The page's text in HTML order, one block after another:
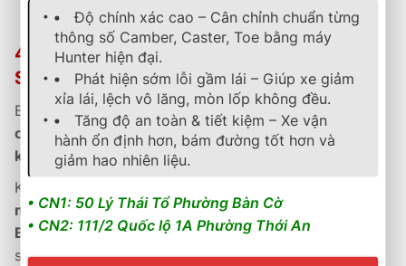
Hiệu suất bền bỉ – lựa chọn thông minh.
4. Chính Sách Bảo Hành & Hậu Mãi Tại B-
SELECT THÀNH PHÁT
B-Select Thành Phát cam kết cung cấp sản phẩm
chính hãng Goodyear, vớiphiếu bảo hành điện tử và
kích hoạt onlinetheo tiêu chuẩn của hãng.
Khách hàng được hỗ trợ
miễn phí , cùng đội ngũ kỹ thuật viênđạt chuẩn
Bridgestone – Goodyear, đảm bảo tư vấn và chăm
sóc tận tâm, giúp lốp đạt hiệu suất cao và tuổi thọ tối
Độ chính xác cao – Cân chỉnh chuẩn từng
thông số Camber, Caster, Toe bằng máy
Hunter hiện đại.
Phát hiện sớm lỗi gầm lái – Giúp xe giảm
xỉa lái, lệch vô lăng, mòn lốp không đều.
Tăng độ an toàn & tiết kiệm – Xe vận
hành ổn định hơn, bám đường tốt hơn và
giảm hao nhiên liệu.
• CN1: 50 Lý Thái Tổ Phường Bàn Cờ
• CN2: 111/2 Quốc lộ 1A Phường Thới An